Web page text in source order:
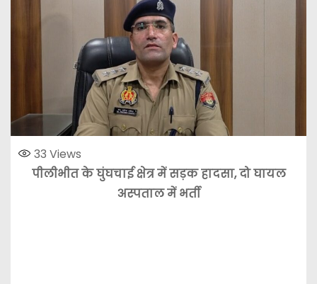
33 Views
पीलीभीत के घुंघचाई क्षेत्र में सड़क हादसा, दो घायल
अस्पताल में भर्ती